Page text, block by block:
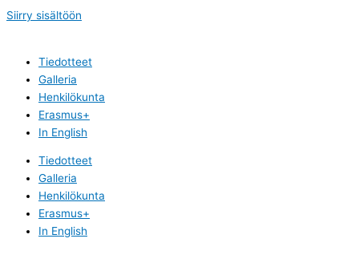
Siirry sisältöön
Tiedotteet
Galleria
Henkilökunta
Erasmus+
In English
Tiedotteet
Galleria
Henkilökunta
Erasmus+
In English